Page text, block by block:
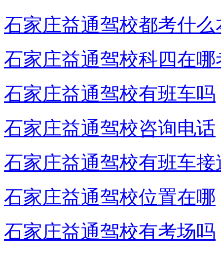
石家庄益通驾校都考什么
石家庄益通驾校科四在哪
石家庄益通驾校有班车吗
石家庄益通驾校咨询电话
石家庄益通驾校有班车接
石家庄益通驾校位置在哪
石家庄益通驾校有考场吗